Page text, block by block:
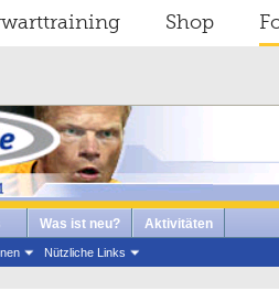
Shop
Nützliche Links
Was ist neu? Aktivitäten